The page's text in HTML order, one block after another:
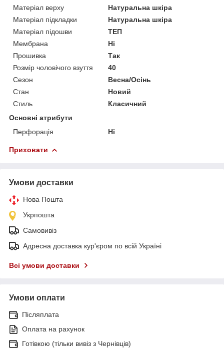
Матеріал верху
Натуральна шкіра
Матеріал підкладки
Натуральна шкіра
Матеріал підошви
ТЕП
Мембрана
Ні
Прошивка
Так
Розмір чоловічого взуття
40
Сезон
Весна/Осінь
Стан
Новий
Стиль
Класичний
Основні атрибути
Перфорація
Ні
Приховати
Умови доставки
Нова Пошта
Укрпошта
Самовивіз
Адресна доставка кур'єром по всій Україні
Всі умови доставки
Умови оплати
Післяплата
Оплата на рахунок
Готівкою (тільки вивіз з Чернівців)